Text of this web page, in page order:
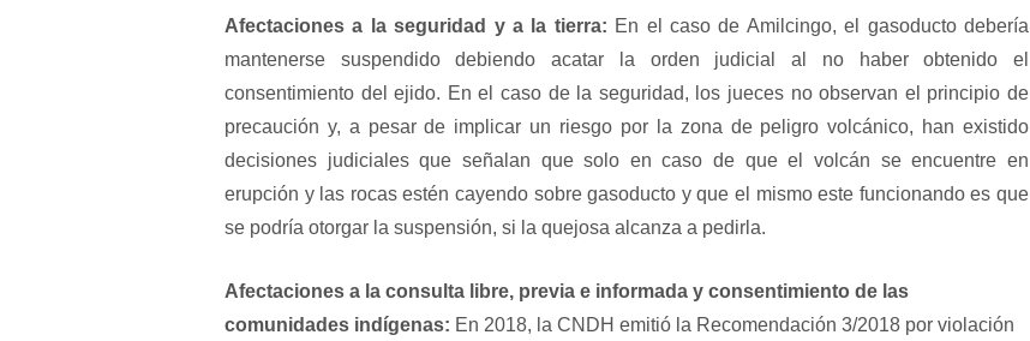
Afectaciones a la seguridad y a la tierra: En el caso de Amilcingo, el gasoducto debería
mantenerse suspendido debiendo acatar la orden judicial al no haber obtenido el
consentimiento del ejido. En el caso de la seguridad, los jueces no observan el principio de
precaución y, a pesar de implicar un riesgo por la zona de peligro volcánico, han existido
decisiones judiciales que señalan que solo en caso de que el volcán se encuentre en
erupción y las rocas estén cayendo sobre gasoducto y que el mismo este funcionando es que
se podría otorgar la suspensión, si la quejosa alcanza a pedirla.
Afectaciones a la consulta libre, previa e informada y consentimiento de las
comunidades indígenas: En 2018, la CNDH emitió la Recomendación 3/2018 por violación